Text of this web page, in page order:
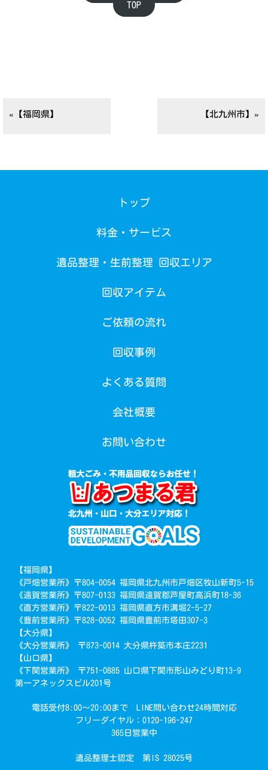
TOP
«【福岡県】 【北九州市】»
トップ
料金・サービス
遺品整理・生前整理 回収エリア
回収アイテム
ご依頼の流れ
回収事例
よくある質問
会社概要
お問い合わせ
【福岡県】
《戸畑営業所》〒804-0054 福岡県北九州市戸畑区牧山新町5-15
《遠賀営業所》〒807-0133 福岡県遠賀郡芦屋町高浜町18-36
《直方営業所》〒822-0013 福岡県直方市溝堀2-5-27
《豊前営業所》〒828-0052 福岡県豊前市塔田307-3
【大分県】
《大分営業所》 〒873-0014 大分県杵築市本庄2231
【山口県】
《下関営業所》 〒751-0885 山口県下関市形山みどり町13-9
第一アネックスビル201号
電話受付8:00～20:00まで LINE問い合わせ24時間対応
フリーダイヤル：0120-196-247
365日営業中
遺品整理士認定 第IS 28025号